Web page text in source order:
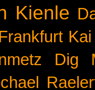
Kienle
Dig